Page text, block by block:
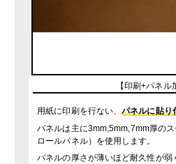
【印刷+パネル
用紙に印刷 を行ない、パネルに貼り
パネルは主に3mm,5mm,7mm厚の
ロールパネル）を使用します。
パネルの厚さが薄いほど耐久性が